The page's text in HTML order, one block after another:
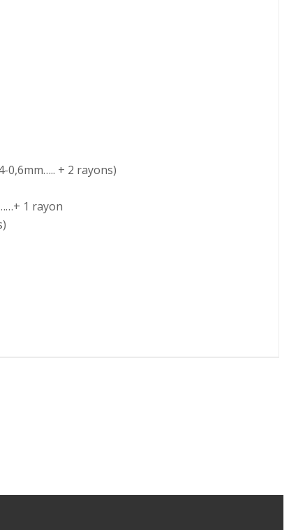
0,6mm….. + 2 rayons)
1 rayon